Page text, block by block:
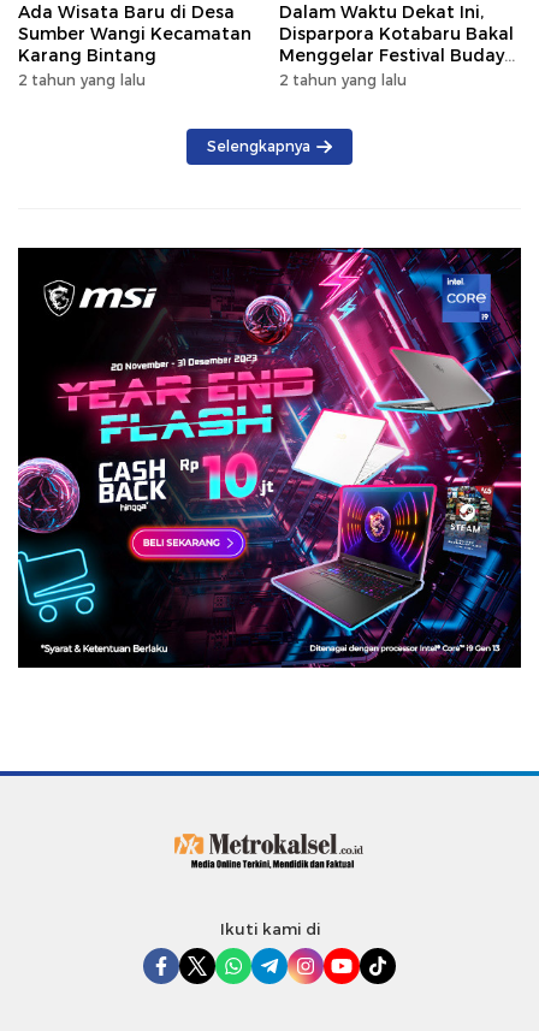
Ada Wisata Baru di Desa
Sumber Wangi Kecamatan
Karang Bintang
2 tahun yang lalu
Dalam Waktu Dekat Ini,
Disparpora Kotabaru Bakal
Menggelar Festival Budaya
Saijaan 2024
2 tahun yang lalu
Selengkapnya
Ikuti kami di